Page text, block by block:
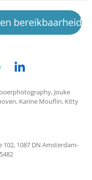
bereikbaarheid
L
n
k
I
Jouke
Karine Mouflin, Kitty
102, 1087 DN Amsterdam-